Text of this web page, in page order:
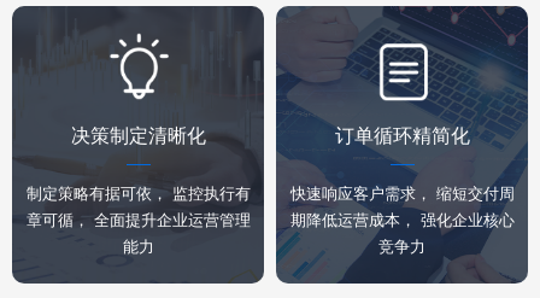
决策制定清晰化
制定策略有据可依， 监控执行有
章可循， 全面提升企业运营管理
能力
订单循环精简化
快速响应客户需求， 缩短交付周
期降低运营成本， 强化企业核心
竞争力